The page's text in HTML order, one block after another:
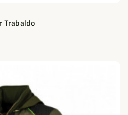
Trabaldo